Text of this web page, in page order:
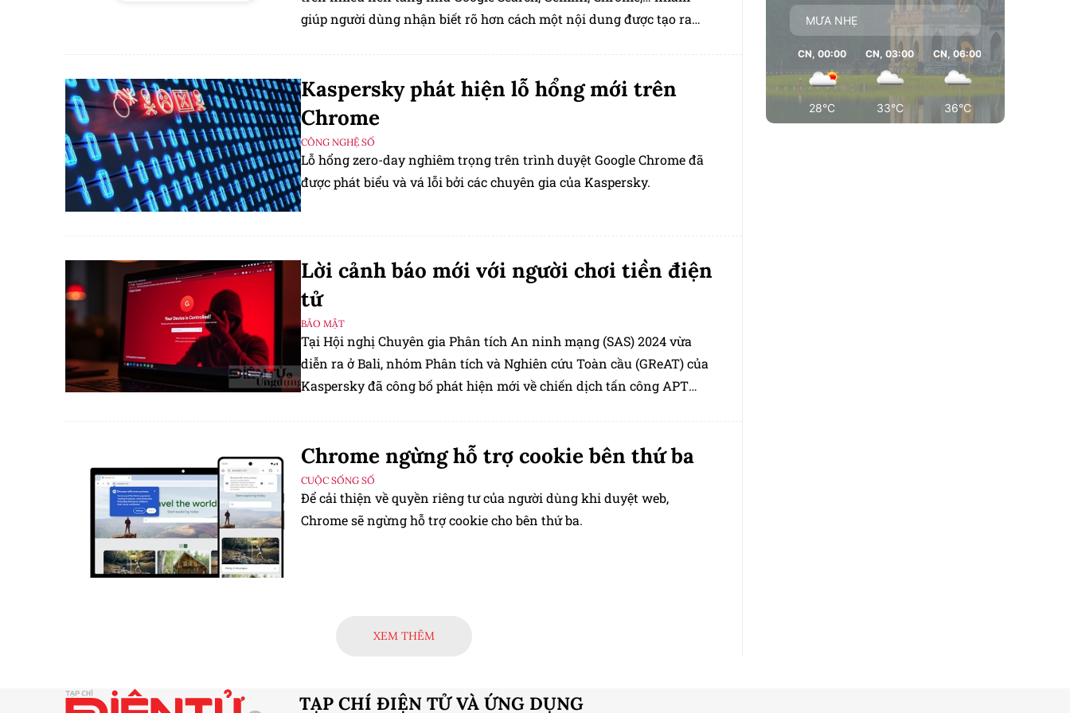
giúp người dùng nhận biết rõ hơn cách một nội dung được tạo ra
Kaspersky phát hiện lỗ hổng mới trên
Chrome
CÔNG NGHỆ SỐ
Lỗ hổng zero-day nghiêm trọng trên trình duyệt Google Chrome đã
được phát biểu và vá lỗi bởi các chuyên gia của Kaspersky.
Lời cảnh báo mới với người chơi tiền điện
tử
BẢO MẬT
Tại Hội nghị Chuyên gia Phân tích An ninh mạng (SAS) 2024 vừa
diễn ra ở Bali, nhóm Phân tích và Nghiên cứu Toàn cầu (GReAT) của
Kaspersky đã công bố phát hiện mới về chiến dịch tấn công APT
Chrome ngừng hỗ trợ cookie bên thứ ba
CUỘC SỐNG SỐ
Để cải thiện về quyền riêng tư của người dùng khi duyệt web,
Chrome sẽ ngừng hỗ trợ cookie cho bên thứ ba.
XEM THÊM
MƯA NHẸ
CN, 00:00
28°C
CN, 03:00
33°C
CN, 06:00
36°C
TẠP CHÍ ĐIỆN TỬ VÀ ỨNG DỤNG